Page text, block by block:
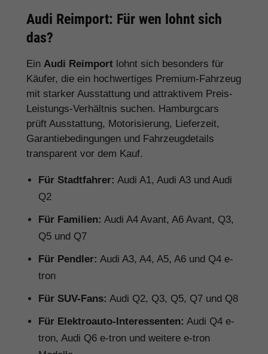
Audi Reimport: Für wen lohnt sich
das?
Ein Audi Reimport lohnt sich besonders für
Käufer, die ein hochwertiges Premium-Fahrzeug
mit starker Ausstattung und attraktivem Preis-
Leistungs-Verhältnis suchen. Hamburgcars
prüft Ausstattung, Motorisierung, Lieferzeit,
Garantiebedingungen und Fahrzeugdetails
transparent vor dem Kauf.
Für Stadtfahrer: Audi A1, Audi A3 und Audi
Q2
Für Familien: Audi A4 Avant, A6 Avant, Q3,
Q5 und Q7
Für Pendler: Audi A3, A4, A5, A6 und Q4 e-
tron
Für SUV-Fans: Audi Q2, Q3, Q5, Q7 und Q8
Für Elektroauto-Interessenten: Audi Q4 e-
tron, Audi Q6 e-tron und weitere e-tron